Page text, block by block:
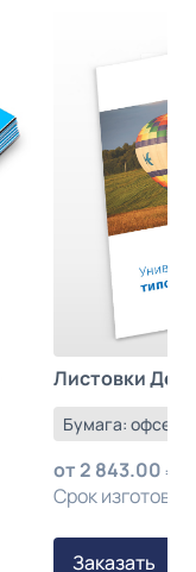
Листовки
Бумага:
от2 843.00
Срок
Заказать